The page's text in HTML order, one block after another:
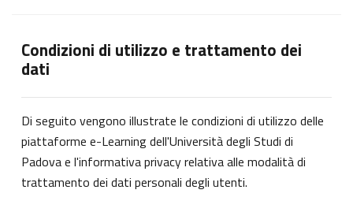
Condizioni di utilizzo e trattamento dei
dati
Di seguito vengono illustrate le condizioni di utilizzo delle
piattaforme e-Learning dell'Università degli Studi di
Padova e l'informativa privacy relativa alle modalità di
trattamento dei dati personali degli utenti.